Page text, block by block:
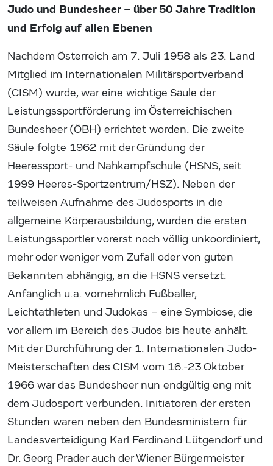
Judo und Bundesheer – über 50 Jahre Tradition
und Erfolg auf allen Ebenen
Nachdem Österreich am 7. Juli 1958 als 23. Land
Mitglied im Internationalen Militärsportverband
(CISM) wurde, war eine wichtige Säule der
Leistungssportförderung im Österreichischen
Bundesheer (ÖBH) errichtet worden. Die zweite
Säule folgte 1962 mit der Gründung der
Heeressport- und Nahkampfschule (HSNS, seit
1999 Heeres-Sportzentrum/HSZ). Neben der
teilweisen Aufnahme des Judosports in die
allgemeine Körperausbildung, wurden die ersten
Leistungssportler vorerst noch völlig unkoordiniert,
mehr oder weniger vom Zufall oder von guten
Bekannten abhängig, an die HSNS versetzt.
Anfänglich u.a. vornehmlich Fußballer,
Leichtathleten und Judokas – eine Symbiose, die
vor allem im Bereich des Judos bis heute anhält.
Mit der Durchführung der 1. Internationalen Judo-
Meisterschaften des CISM vom 16.-23 Oktober
1966 war das Bundesheer nun endgültig eng mit
dem Judosport verbunden. Initiatoren der ersten
Stunden waren neben den Bundesministern für
Landesverteidigung Karl Ferdinand Lütgendorf und
Dr. Georg Prader auch der Wiener Bürgermeister